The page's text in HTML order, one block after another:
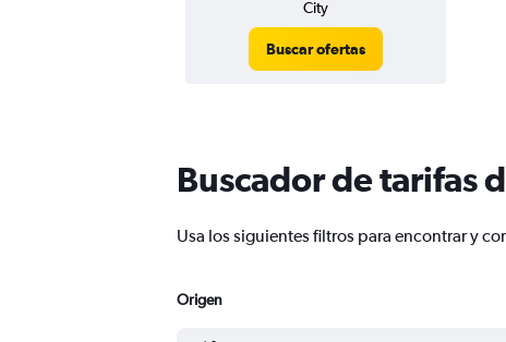
City
Buscar ofertas
Buscador de tarifas
Usa los siguientes filtros para encontrar y
Origen